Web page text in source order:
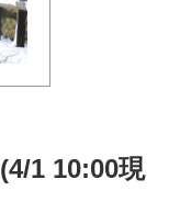
1 10:00現